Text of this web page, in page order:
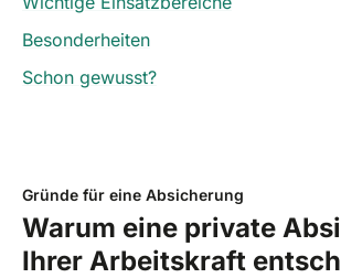
Besonderheiten
Schon gewusst?
Gründe für eine Absicherung
Warum eine private
Ihrer Arbeitskraft